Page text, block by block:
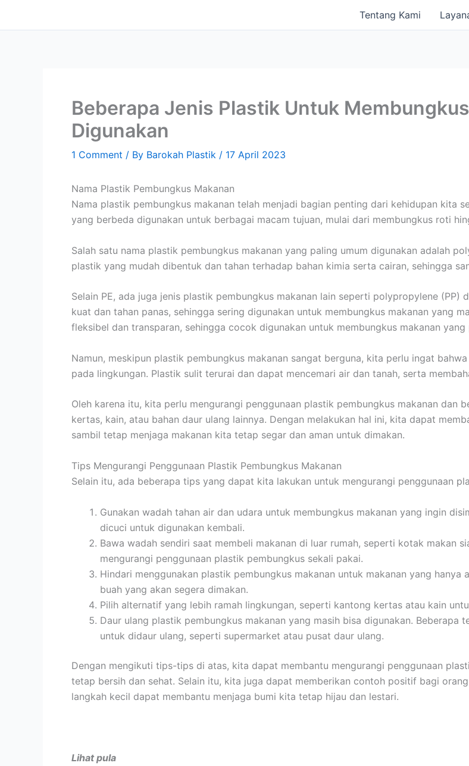
Tentang Kami
Beberapa Jenis Plastik Untuk
Digunakan
1 Comment / By Barokah Plastik / 17 April 2023
Nama Plastik Pembungkus Makanan
Nama plastik pembungkus makanan telah menjadi bagian penting dari kehidupan kita
yang berbeda digunakan untuk berbagai macam tujuan, mulai dari membungkus roti
Salah satu nama plastik pembungkus makanan yang paling umum digunakan adalah
plastik yang mudah dibentuk dan tahan terhadap bahan kimia serta cairan, sehingga
Selain PE, ada juga jenis plastik pembungkus makanan lain seperti polypropylene (PP)
kuat dan tahan panas, sehingga sering digunakan untuk membungkus makanan yang
fleksibel dan transparan, sehingga cocok digunakan untuk membungkus makanan
Namun, meskipun plastik pembungkus makanan sangat berguna, kita perlu ingat
pada lingkungan. Plastik sulit terurai dan dapat mencemari air dan tanah, serta
Oleh karena itu, kita perlu mengurangi penggunaan plastik pembungkus makanan dan
kertas, kain, atau bahan daur ulang lainnya. Dengan melakukan hal ini, kita dapat
sambil tetap menjaga makanan kita tetap segar dan aman untuk dimakan.
Tips Mengurangi Penggunaan Plastik Pembungkus Makanan
Selain itu, ada beberapa tips yang dapat kita lakukan untuk mengurangi penggunaan
Gunakan wadah tahan air dan udara untuk membungkus makanan yang ingin
dicuci untuk digunakan kembali.
Bawa wadah sendiri saat membeli makanan di luar rumah, seperti kotak makan
mengurangi penggunaan plastik pembungkus sekali pakai.
Hindari menggunakan plastik pembungkus makanan untuk makanan yang
buah yang akan segera dimakan.
Pilih alternatif yang lebih ramah lingkungan, seperti kantong kertas atau kain
Daur ulang plastik pembungkus makanan yang masih bisa digunakan. Beberapa
untuk didaur ulang, seperti supermarket atau pusat daur ulang.
Dengan mengikuti tips-tips di atas, kita dapat membantu mengurangi penggunaan
tetap bersih dan sehat. Selain itu, kita juga dapat memberikan contoh positif bagi
langkah kecil dapat membantu menjaga bumi kita tetap hijau dan lestari.
Lihat pula